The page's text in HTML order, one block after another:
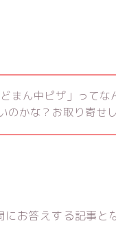
どまん中ピザ」ってな
のかな？お取り寄せ
にお答えする記事と